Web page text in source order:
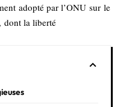
adopté par l’ONU sur le
dont la liberté